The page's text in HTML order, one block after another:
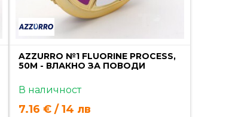
AZZURRO №1 FLUORINE PROCESS,
50M - ВЛАКНО ЗА ПОВОДИ
В наличност
7.16 € / 14 лв